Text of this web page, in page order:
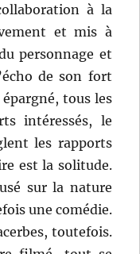
à la
et mis à
personnage et
de son fort
tous les
intéressés, le
les rapports
est la solitude.
sur la nature
une comédie.
toutefois.